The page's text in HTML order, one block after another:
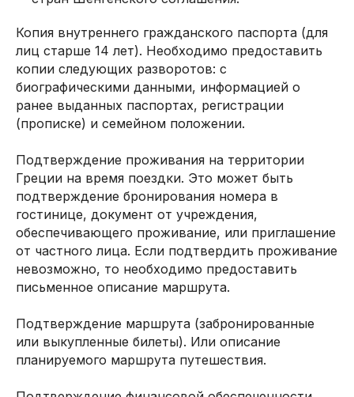
Копия внутреннего гражданского паспорта (для
лиц старше 14 лет). Необходимо предоставить
копии следующих разворотов: с
биографическими данными, информацией о
ранее выданных паспортах, регистрации
(прописке) и семейном положении.
Подтверждение проживания на территории
Греции на время поездки. Это может быть
подтверждение бронирования номера в
гостинице, документ от учреждения,
обеспечивающего проживание, или приглашение
от частного лица. Если подтвердить проживание
невозможно, то необходимо предоставить
письменное описание маршрута.
Подтверждение маршрута (забронированные
или выкупленные билеты). Или описание
планируемого маршрута путешествия.